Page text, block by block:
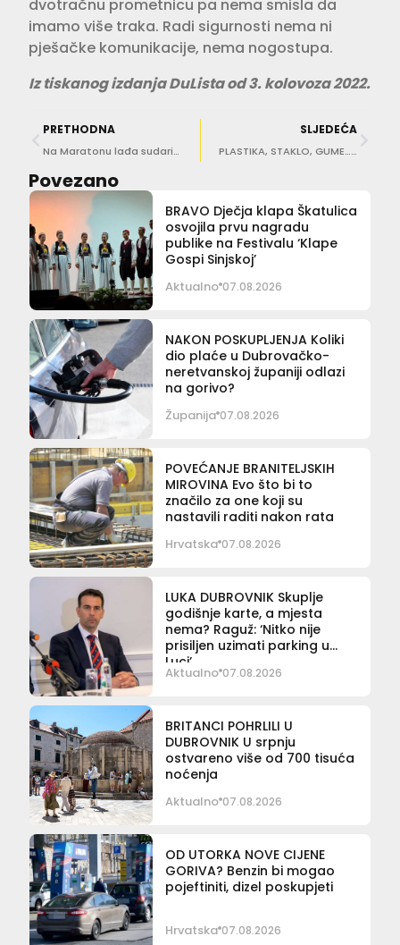
dvotračnu prometnicu pa nema smisla da
imamo više traka. Radi sigur­nosti nema ni
pješačke komunikacije, nema nogostupa.
Iz tiskanog izdanja DuLista od 3. kolovoza 2022.
PRETHODNA
Na Maratonu lađa sudarila se dva broda, HGSS-ovci izvlačili osobu zarobljenu u kabini
SLJEDEĆA
PLASTIKA, STAKLO, GUME… Ronioci čistili podmorje u uvalama Luka i Bistrina
Povezano
BRAVO Dječja klapa Škatulica
osvojila prvu nagradu
publike na Festivalu ‘Klape
Gospi Sinjskoj’
Aktualno 07.08.2026
NAKON POSKUPLJENJA Koliki
dio plaće u Dubrovačko-
neretvanskoj županiji odlazi
na gorivo?
Županija 07.08.2026
POVEĆANJE BRANITELJSKIH
MIROVINA Evo što bi to
značilo za one koji su
nastavili raditi nakon rata
Hrvatska 07.08.2026
LUKA DUBROVNIK Skuplje
godišnje karte, a mjesta
nema? Raguž: ‘Nitko nije
prisiljen uzimati parking u
Luci’
Aktualno 07.08.2026
BRITANCI POHRLILI U
DUBROVNIK U srpnju
ostvareno više od 700 tisuća
noćenja
Aktualno 07.08.2026
OD UTORKA NOVE CIJENE
GORIVA? Benzin bi mogao
pojeftiniti, dizel poskupjeti
Hrvatska 07.08.2026